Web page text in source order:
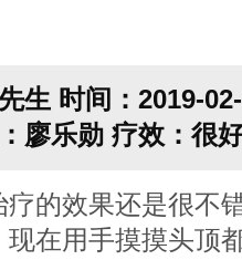
生 时间：2019-
廖乐勋 疗效：很
的效果还是很不
在用手摸摸头顶